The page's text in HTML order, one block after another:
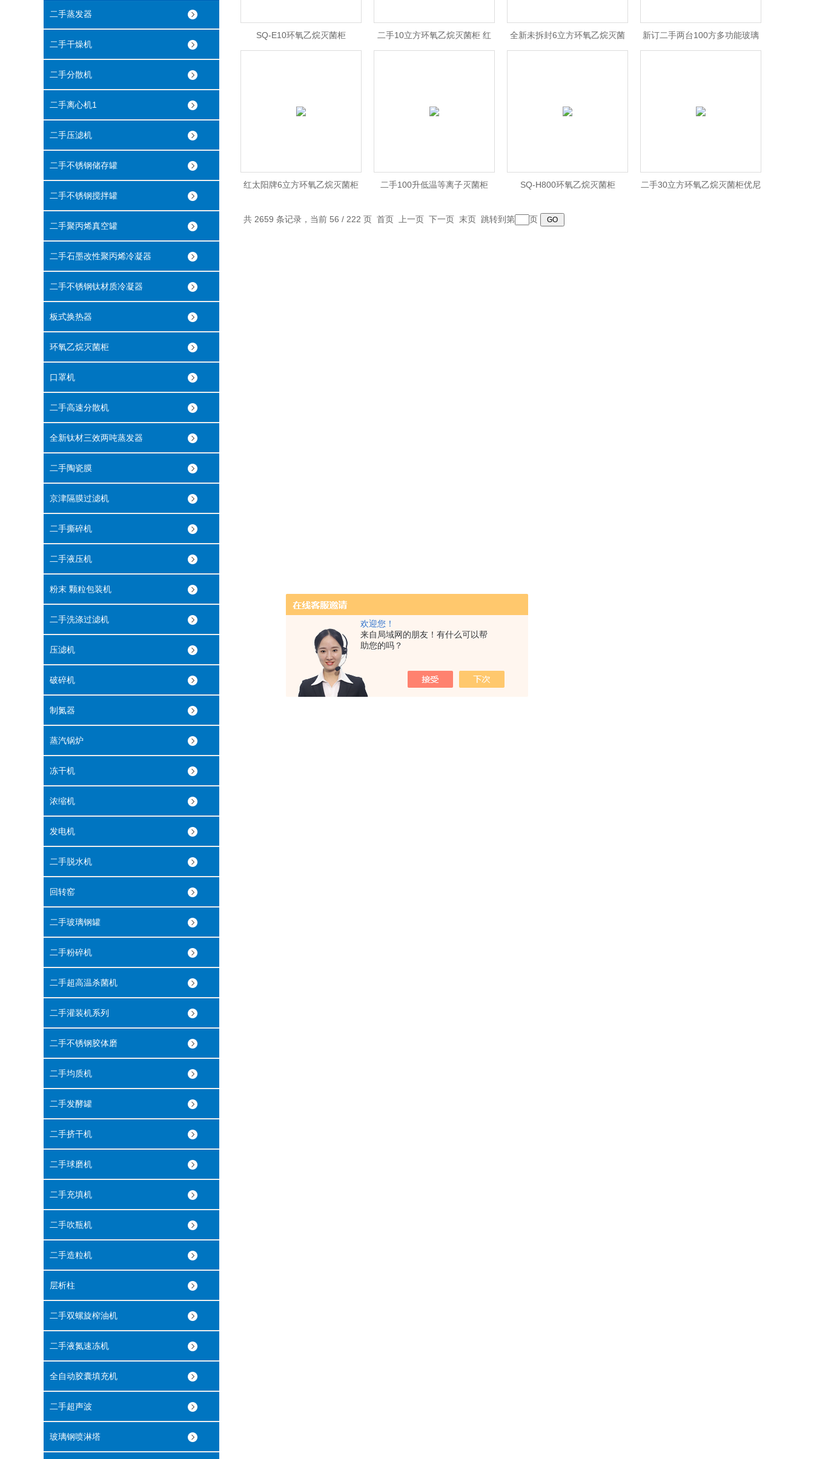
欢迎您！
来自局域网的朋友！有什么可以帮
助您的吗？
二手蒸发器
二手干燥机
二手分散机
二手离心机1
二手压滤机
二手不锈钢储存罐
二手不锈钢搅拌罐
二手聚丙烯真空罐
二手石墨改性聚丙烯冷凝器
二手不锈钢钛材质冷凝器
板式换热器
环氧乙烷灭菌柜
口罩机
二手高速分散机
全新钛材三效两吨蒸发器
二手陶瓷膜
京津隔膜过滤机
二手撕碎机
二手液压机
粉末 颗粒包装机
二手洗涤过滤机
压滤机
破碎机
制氮器
蒸汽锅炉
冻干机
浓缩机
发电机
二手脱水机
回转窑
二手玻璃钢罐
二手粉碎机
二手超高温杀菌机
二手灌装机系列
二手不锈钢胶体磨
二手均质机
二手发酵罐
二手挤干机
二手球磨机
二手充填机
二手吹瓶机
二手造粒机
层析柱
二手双螺旋榨油机
二手液氮速冻机
全自动胶囊填充机
二手超声波
玻璃钢喷淋塔
SQ-E10环氧乙烷灭菌柜 二手10立方环氧乙烷灭菌柜 红 全新未拆封6立方环氧乙烷灭菌 新订二手两台100方多功能玻璃
红太阳牌6立方环氧乙烷灭菌柜 二手100升低温等离子灭菌柜 SQ-H800环氧乙烷灭菌柜 二手30立方环氧乙烷灭菌柜优尼
共 2659 条记录，当前 56 / 222 页 首页 上一页 下一页 末页 跳转到第 页